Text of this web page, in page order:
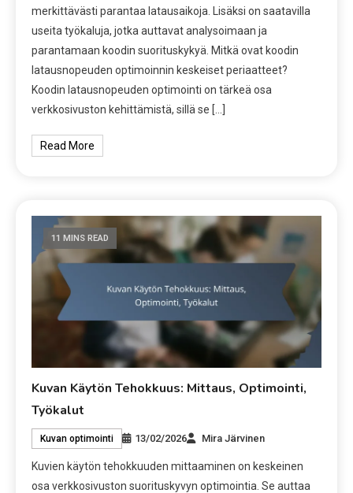
merkittävästi parantaa latausaikoja. Lisäksi on saatavilla
useita työkaluja, jotka auttavat analysoimaan ja
parantamaan koodin suorituskykyä. Mitkä ovat koodin
latausnopeuden optimoinnin keskeiset periaatteet?
Koodin latausnopeuden optimointi on tärkeä osa
verkkosivuston kehittämistä, sillä se […]
Read More
11 MINS READ
Kuvan Käytön Tehokkuus: Mittaus, Optimointi,
Työkalut
Kuvan optimointi 13/02/2026 Mira Järvinen
Kuvien käytön tehokkuuden mittaaminen on keskeinen
osa verkkosivuston suorituskyvyn optimointia. Se auttaa